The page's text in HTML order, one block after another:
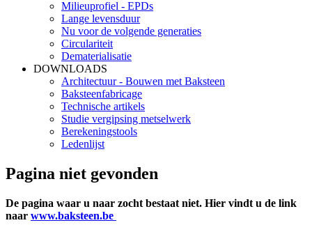
Milieuprofiel - EPDs
Lange levensduur
Nu voor de volgende generaties
Circulariteit
Dematerialisatie
DOWNLOADS
Architectuur - Bouwen met Baksteen
Baksteenfabricage
Technische artikels
Studie vergipsing metselwerk
Berekeningstools
Ledenlijst
Pagina niet gevonden
De pagina waar u naar zocht bestaat niet. Hier vindt u de link
naar www.baksteen.be